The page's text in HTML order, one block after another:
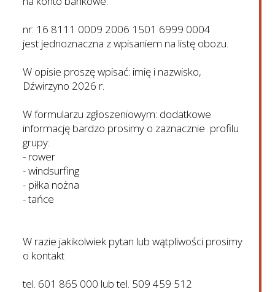
nr: 16 8111 0009 2006 1501 6999 0004
jest jednoznaczna z wpisaniem na listę obozu.
W opisie proszę wpisać: imię i nazwisko,
Dźwirzyno 2026 r.
W formularzu zgłoszeniowym: dodatkowe
informację bardzo prosimy o zaznacznie profilu
grupy:
- rower
- windsurfing
- piłka nożna
- tańce
W razie jakikolwiek pytan lub wątpliwości prosimy
o kontakt
tel. 601 865 000 lub tel. 509 459 512